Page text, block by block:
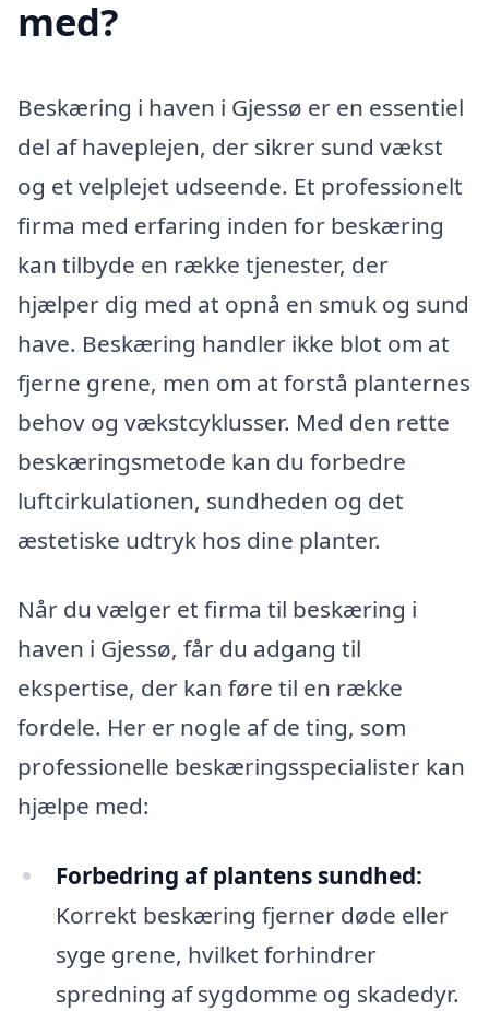
med?
Beskæring i haven i Gjessø er en essentiel
del af haveplejen, der sikrer sund vækst
og et velplejet udseende. Et professionelt
firma med erfaring inden for beskæring
kan tilbyde en række tjenester, der
hjælper dig med at opnå en smuk og sund
have. Beskæring handler ikke blot om at
fjerne grene, men om at forstå planternes
behov og vækstcyklusser. Med den rette
beskæringsmetode kan du forbedre
luftcirkulationen, sundheden og det
æstetiske udtryk hos dine planter.
Når du vælger et firma til beskæring i
haven i Gjessø, får du adgang til
ekspertise, der kan føre til en række
fordele. Her er nogle af de ting, som
professionelle beskæringsspecialister kan
hjælpe med:
Forbedring af plantens sundhed:
Korrekt beskæring fjerner døde eller
syge grene, hvilket forhindrer
spredning af sygdomme og skadedyr.